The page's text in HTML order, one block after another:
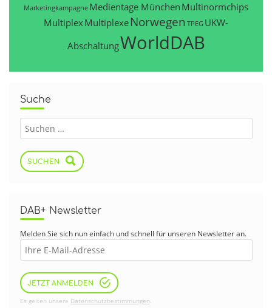
Marketingkampagne Medientage München Multinormchips
MultiplexMultiplexe Norwegen TPEG UKW-
AbschaltungWorldDAB
Suche
SUCHEN
DAB+ Newsletter
Melden Sie sich nun einfach und schnell für unseren Newsletter an.
JETZT ANMELDEN
Es gelten unsere Datenschutzbestimmungen.